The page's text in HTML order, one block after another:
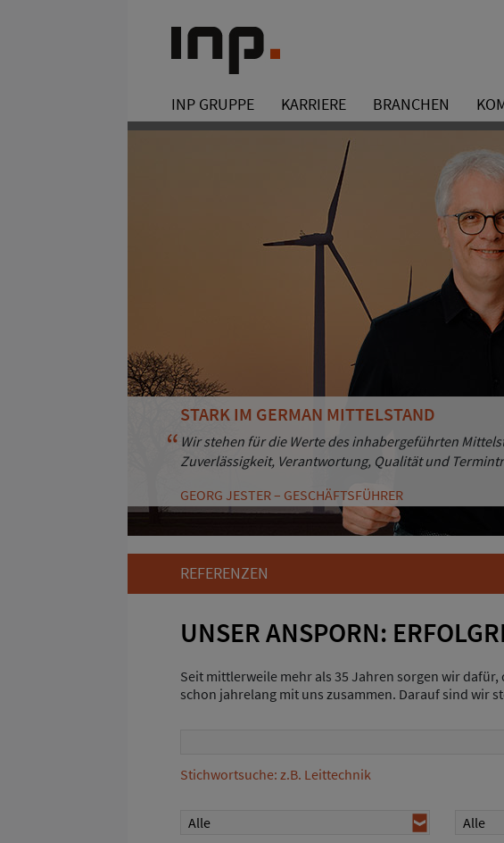
INP GRUPPE KARRIERE BRANCHEN
STARK IM GERMAN MITTELSTAND
Wir stehen für die Werte des inhabergeführten
Zuverlässigkeit, Verantwortung, Qualität und
GEORG JESTER – GESCHÄFTSFÜHRER
BESTÄNDIGKEIT UND
Durch Professionalität und Zuverlässigkeit punkten
Kunden. Und das seit mehr als 30 Jahren.
ANDREAS HAASS – GESCHÄFTSFÜHRER
REFERENZEN
UNSER ANSPORN:
Seit mittlerweile mehr als 35 Jahren sorgen wir
schon jahrelang mit uns zusammen. Darauf sind wir
Stichwortsuche: z.B. Leittechnik
Alle
Alle